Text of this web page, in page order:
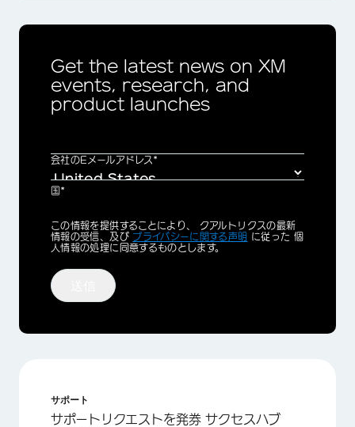
Get the latest news on XM
events, research, and
product launches
会社のEメールアドレス*
国*
Privacy
Optin
この情報を提供することにより、 クアルトリクスの最新
情報の受信、及び プライバシーに関する声明 に従った 個
人情報の処理に同意するものとします。
サポート
サポートリクエストを発券 サクセスハブ